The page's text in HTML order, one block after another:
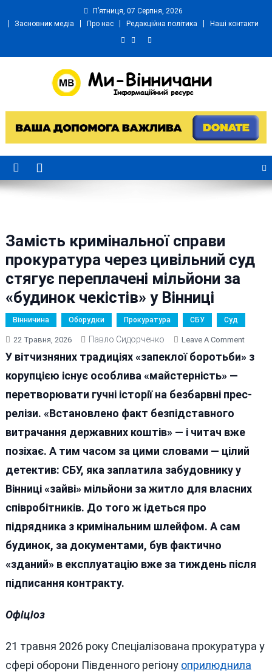
П’ятниця, 07 Серпня, 2026
Засновник медіа
Про нас Редакційна політика Наші контакти
Ми Вінничани
Замість кримінальної справи
прокуратура через цивільний суд
стягує переплачені мільйони за
«будинок чекістів» у Вінниці
Вінничина Оборудки Прокуратура СБУ Суд
22 Травня, 2026 Павло Сидорченко Leave A CommentOn
Суд
Стягує
За
У вітчизняних традиціях «запеклої боротьби» з
корупцією існує особлива «майстерність» —
перетворювати гучні історії на безбарвні прес-
релізи. «Встановлено факт безпідставного
витрачання державних коштів» — і читач вже
позіхає. А тим часом за цими словами — цілий
детектив: СБУ, яка заплатила забудовнику у
Вінниці «зайві» мільйони за житло для власних
співробітників. До того ж ідеться про
підрядника з кримінальним шлейфом. А сам
будинок, за документами, був фактично
«зданий» в експлуатацію вже за тиждень після
підписання контракту.
Офіціоз
21 травня 2026 року Спеціалізована прокуратура у
сфері оборони Південного регіону оприлюднила